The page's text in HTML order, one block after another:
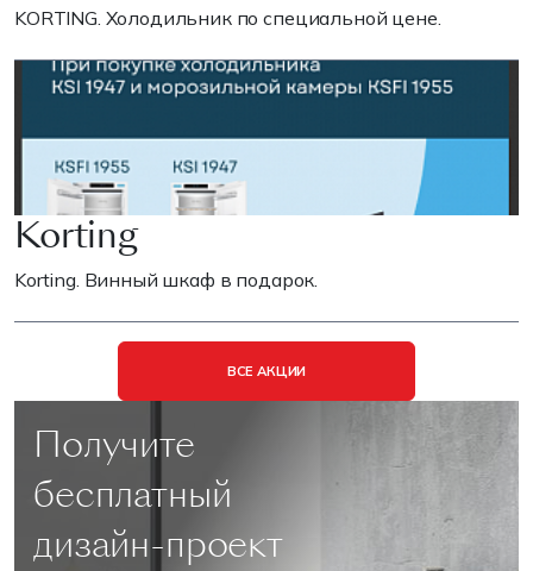
KORTING. Холодильник по специальной цене.
Korting
Korting. Винный шкаф в подарок.
ВСЕ АКЦИИ
Получите
бесплатный
дизайн-проект